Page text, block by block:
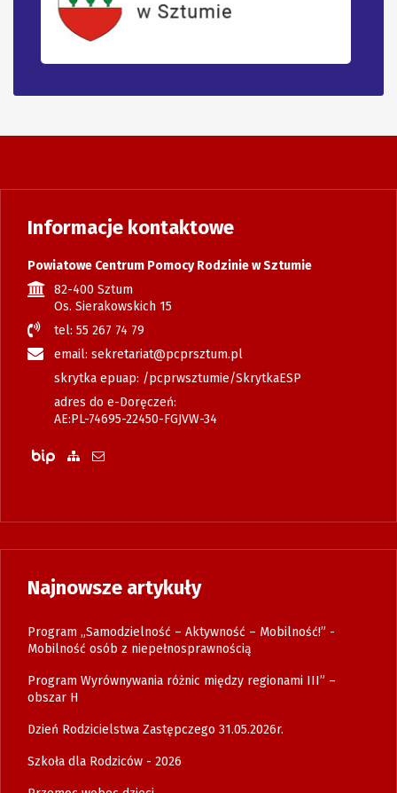
Informacje kontaktowe
Powiatowe Centrum Pomocy Rodzinie w Sztumie
82-400 Sztum
Os. Sierakowskich 15
tel: 55 267 74 79
email: sekretariat@pcprsztum.pl
skrytka epuap: /pcprwsztumie/SkrytkaESP
adres do e-Doręczeń:
AE:PL-74695-22450-FGJVW-34
Biuletyn Informacji Publicznej
Zobacz mapę strony
Wyślij email
Najnowsze artykuły
Program „Samodzielność – Aktywność – Mobilność!” -
Mobilność osób z niepełnosprawnością
Program Wyrównywania różnic między regionami III” –
obszar H
Dzień Rodzicielstwa Zastępczego 31.05.2026r.
Szkoła dla Rodziców - 2026